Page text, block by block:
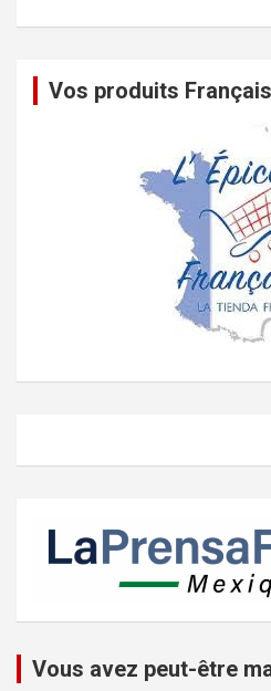
Vos produits
Vous avez peut-être